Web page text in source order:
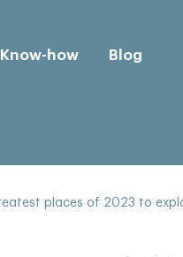
Know-how Blog
places of 2023 to